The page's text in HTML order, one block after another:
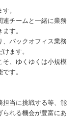
。
連チームと一緒に業務
す。
、バックオフィス業務
ます。
そ、ゆくゆくは小規模
す。
担当に挑戦する等、能
られる機会が豊富にあ